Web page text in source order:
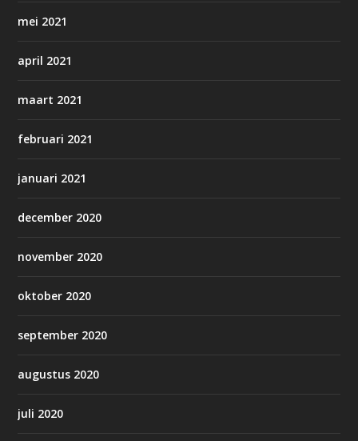
mei 2021
april 2021
maart 2021
februari 2021
januari 2021
december 2020
november 2020
oktober 2020
september 2020
augustus 2020
juli 2020